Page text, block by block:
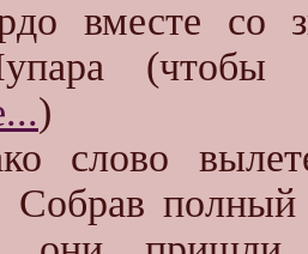
вместе со
)
слово
Собрав